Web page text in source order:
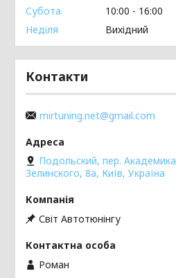
Субота
10:00
16:00
Неділя
Вихідний
Контакти
mirtuning.net@gmail.com
Подольский, пер. Академика
Зелинского, 8а, Київ, Україна
Світ Автотюнінгу
Роман